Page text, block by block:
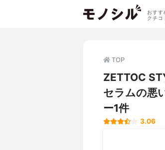
おすす
クチコ
TOP
ZETTOC
セラムの悪
ー1件
3.06